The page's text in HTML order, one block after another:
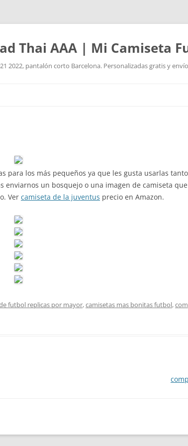
Thai AAA | Mi Camiseta
2022, pantalón corto Barcelona. Personalizadas gratis y
para los más pequeños ya que les gusta usarlas
un bosquejo o una imagen de camiseta
Ver camiseta de la juventus precio en Amazon.
futbol replicas por mayor,camisetas mas bonitas futbol,